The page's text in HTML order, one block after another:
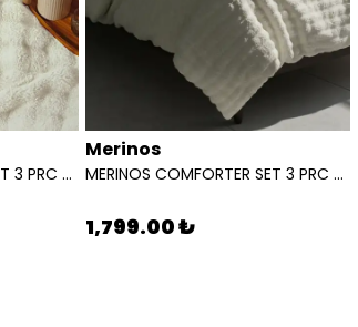
MERINOS COMFORTER SET 3 PRC KURK DIAMOND BUBBLE KREM
Merinos
MERINOS COMFORTER SET 3 PRC KURK DIAMOND BUBBLE BEJ
1,799.00 ₺